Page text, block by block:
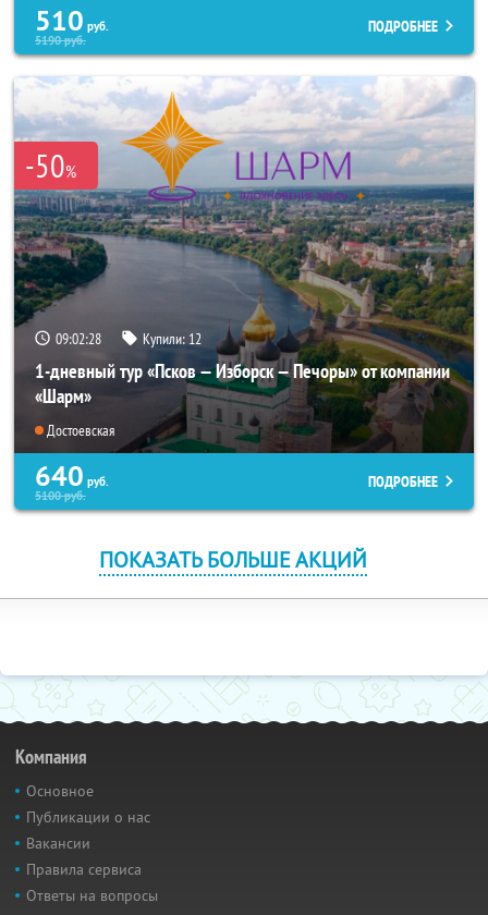
510 руб.
5190руб.
ПОДРОБНЕЕ
-50%
09:02:28 Купили: 12
1-дневный тур «Псков — Изборск — Печоры» от компании
«Шарм»
Достоевская
640 руб.
5100руб.
ПОДРОБНЕЕ
ПОКАЗАТЬ БОЛЬШЕ АКЦИЙ
Компания
Основное
Публикации о нас
Вакансии
Правила сервиса
Ответы на вопросы